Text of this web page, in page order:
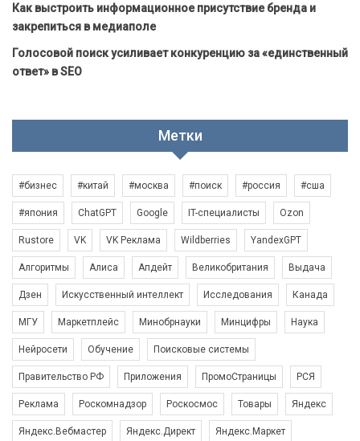
Как выстроить информационное присутствие бренда и
закрепиться в медиаполе
Голосовой поиск усиливает конкуренцию за «единственный
ответ» в SEO
Метки
#бизнес #китай #москва #поиск #россия #сша
#япония ChatGPT Google IT-специалисты Ozon
Rustore VK VK Реклама Wildberries YandexGPT
Алгоритмы Алиса Апдейт Великобритания Выдача
Дзен Искусственный интеллект Исследования Канада
МГУ Маркетплейс Минобрнауки Минцифры Наука
Нейросети Обучение Поисковые системы
Правительство РФ Приложения ПромоСтраницы РСЯ
Реклама Роскомнадзор Роскосмос Товары Яндекс
Яндекс.Вебмастер Яндекс.Директ Яндекс.Маркет